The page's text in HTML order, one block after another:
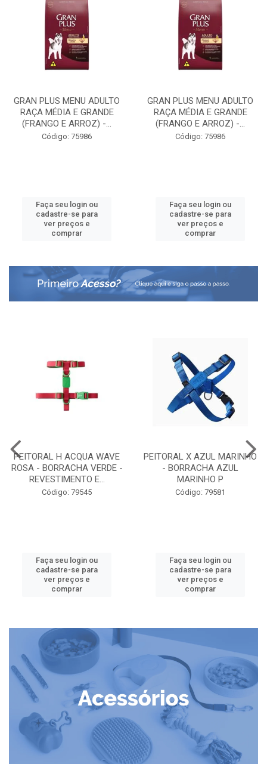
GRAN PLUS MENU ADULTO
RAÇA MÉDIA E GRANDE
(FRANGO E ARROZ) -...
Código: 75986
Faça seu login ou
cadastre-se para
ver preços e
comprar
GRAN PLUS MENU ADULTO
RAÇA MÉDIA E GRANDE
(FRANGO E ARROZ) -...
Código: 75986
Faça seu login ou
cadastre-se para
ver preços e
comprar
PEITORAL H ACQUA WAVE
ROSA - BORRACHA VERDE -
REVESTIMENTO E...
Código: 79545
Faça seu login ou
cadastre-se para
ver preços e
comprar
PEITORAL X AZUL MARINHO
- BORRACHA AZUL
MARINHO P
Código: 79581
Faça seu login ou
cadastre-se para
ver preços e
comprar